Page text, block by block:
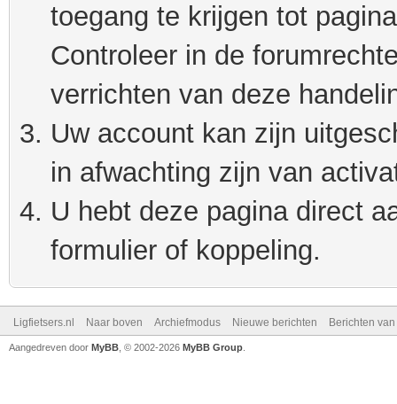
toegang te krijgen tot
Controleer in de
verrichten van deze
Uw account kan zijn
in afwachting zijn van
U hebt deze pagina direct
formulier of koppeling.
Ligfietsers.nl Naar boven Archiefmodus Nieuwe berichten Berichten
Aangedreven door MyBB , © 2002-2026 MyBB Group